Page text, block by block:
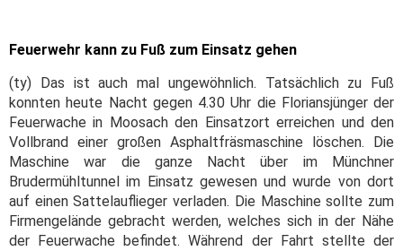
Feuerwehr kann zu Fuß zum Einsatz gehen
(ty) Das ist auch mal ungewöhnlich. Tatsächlich zu Fuß
konnten heute Nacht gegen 4.30 Uhr die Floriansjünger der
Feuerwache in Moosach den Einsatzort erreichen und den
Vollbrand einer großen Asphaltfräsmaschine löschen. Die
Maschine war die ganze Nacht über im Münchner
Brudermühltunnel im Einsatz gewesen und wurde von dort
auf einen Sattelauflieger verladen. Die Maschine sollte zum
Firmengelände gebracht werden, welches sich in der Nähe
der Feuerwache befindet. Während der Fahrt stellte der